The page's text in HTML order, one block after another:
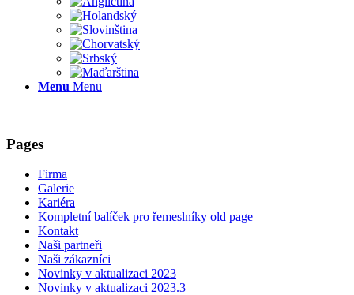
Menu Menu
Pages
Firma
Galerie
Kariéra
Kompletní balíček pro řemeslníky old page
Kontakt
Naši partneři
Naši zákazníci
Novinky v aktualizaci 2023
Novinky v aktualizaci 2023.3